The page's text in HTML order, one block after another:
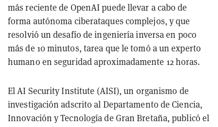
más reciente de OpenAI puede llevar a cabo de
forma autónoma ciberataques complejos, y que
resolvió un desafío de ingeniería inversa en poco
más de 10 minutos, tarea que le tomó a un experto
humano en seguridad aproximadamente 12 horas.
El AI Security Institute (AISI), un organismo de
investigación adscrito al Departamento de Ciencia,
Innovación y Tecnología de Gran Bretaña, publicó el